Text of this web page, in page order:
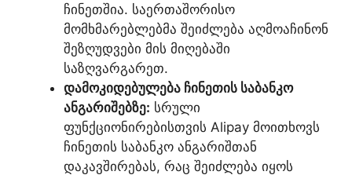
ჩინეთშია. საერთაშორისო
მომხმარებლებმა შეიძლება აღმოაჩინონ
შეზღუდვები მის მიღებაში
საზღვარგარეთ.
დამოკიდებულება ჩინეთის საბანკო
ანგარიშებზე: სრული
ფუნქციონირებისთვის Alipay მოითხოვს
ჩინეთის საბანკო ანგარიშთან
დაკავშირებას, რაც შეიძლება იყოს